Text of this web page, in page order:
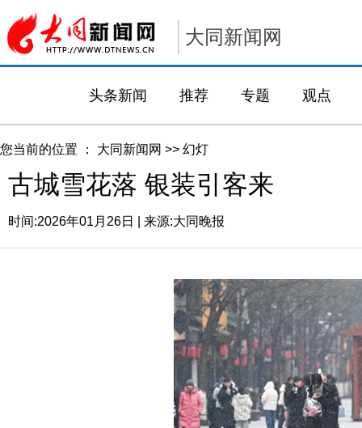
大同新闻网
头条新闻 推荐 专题 观点
您当前的位置 ： 大同新闻网 >> 幻灯
古城雪花落 银装引客来
时间:2026年01月26日 | 来源:大同晚报